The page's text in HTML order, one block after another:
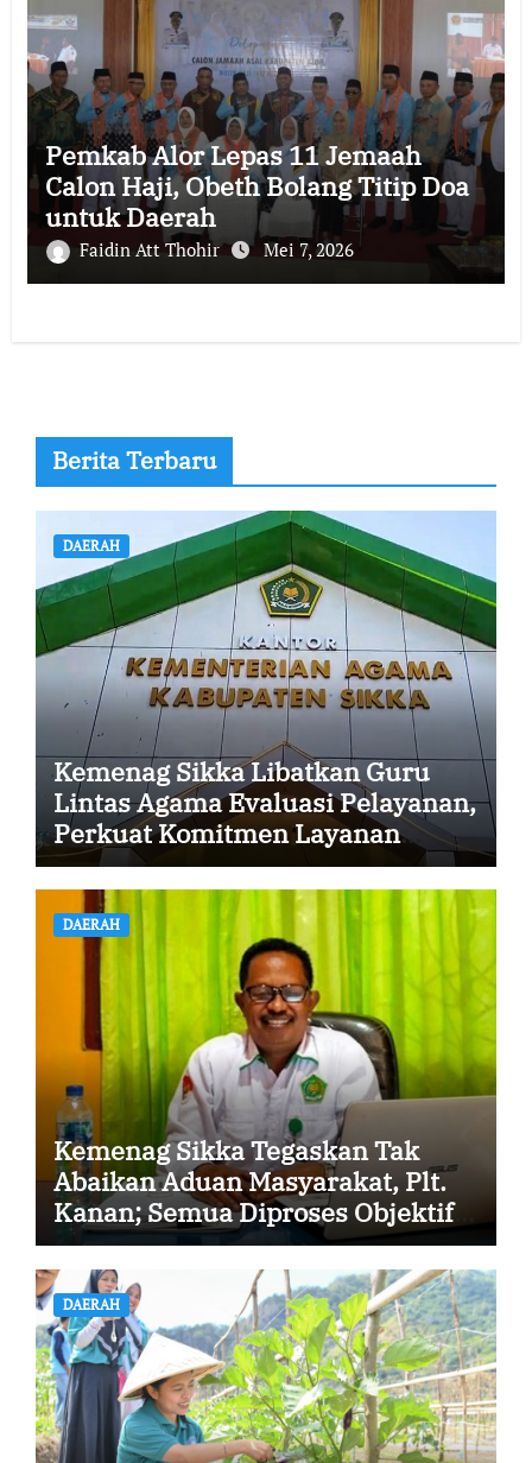
Pemkab Alor Lepas 11 Jemaah
Calon Haji, Obeth Bolang Titip Doa
untuk Daerah
Faidin Att Thohir Mei 7, 2026
Berita Terbaru
DAERAH
Kemenag Sikka Libatkan Guru
Lintas Agama Evaluasi Pelayanan,
Perkuat Komitmen Layanan
Profesional dan Humanis
DAERAH
Kemenag Sikka Tegaskan Tak
Abaikan Aduan Masyarakat, Plt.
Kanan; Semua Diproses Objektif
dan Transparan
DAERAH